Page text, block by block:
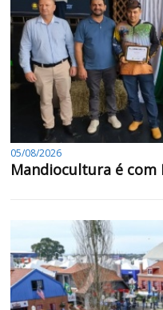
05/08/2026
Mandiocultura é com